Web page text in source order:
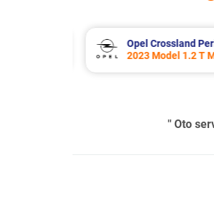
Citroen Xsara
2004 Model
" Oto